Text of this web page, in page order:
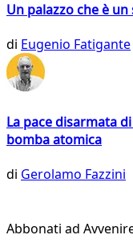
Un palazzo che è
di Eugenio Fatigante
La pace disarmata
bomba atomica
di Gerolamo Fazzini
Abbonati ad